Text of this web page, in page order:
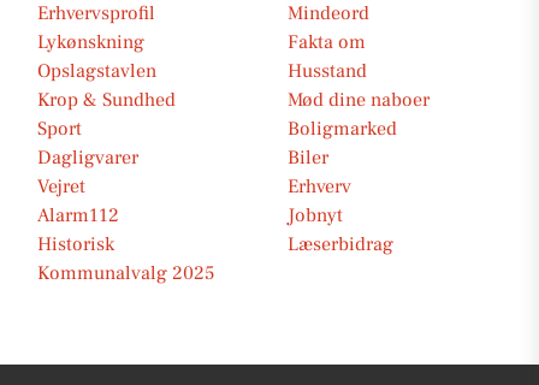
Erhvervsprofil
Mindeord
Lykønskning
Fakta om
Opslagstavlen
Husstand
Krop & Sundhed
Mød dine naboer
Sport
Boligmarked
Dagligvarer
Biler
Vejret
Erhverv
Alarm112
Jobnyt
Historisk
Læserbidrag
Kommunalvalg 2025